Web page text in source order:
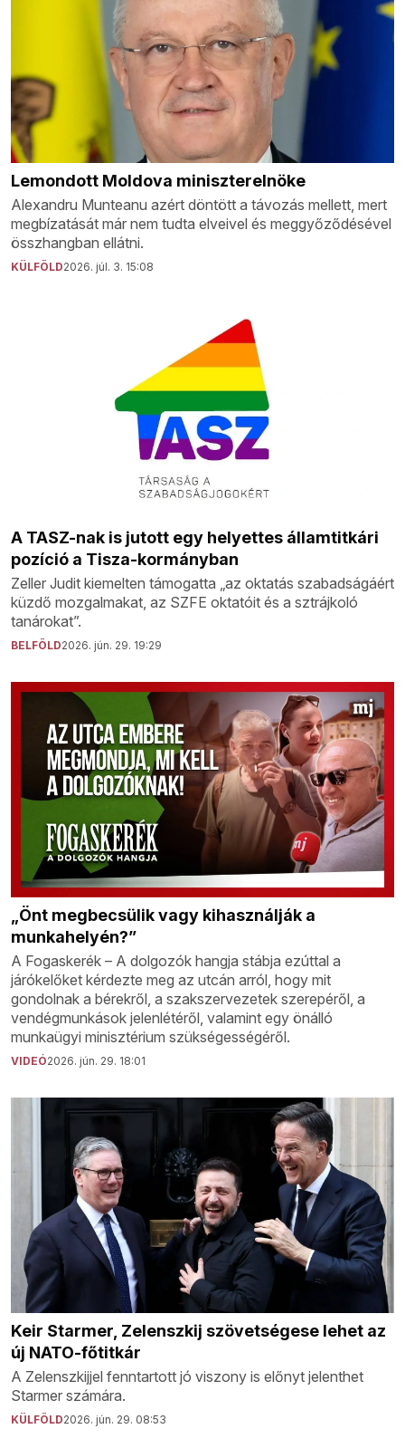
Lemondott Moldova miniszterelnöke
Alexandru Munteanu azért döntött a távozás mellett, mert
megbízatását már nem tudta elveivel és meggyőződésével
összhangban ellátni.
KÜLFÖLD2026. júl. 3. 15:08
A TASZ-nak is jutott egy helyettes államtitkári
pozíció a Tisza-kormányban
Zeller Judit kiemelten támogatta „az oktatás szabadságáért
küzdő mozgalmakat, az SZFE oktatóit és a sztrájkoló
tanárokat”.
BELFÖLD2026. jún. 29. 19:29
„Önt megbecsülik vagy kihasználják a
munkahelyén?”
A Fogaskerék – A dolgozók hangja stábja ezúttal a
járókelőket kérdezte meg az utcán arról, hogy mit
gondolnak a bérekről, a szakszervezetek szerepéről, a
vendégmunkások jelenlétéről, valamint egy önálló
munkaügyi minisztérium szükségességéről.
VIDEÓ2026. jún. 29. 18:01
Keir Starmer, Zelenszkij szövetségese lehet az
új NATO-főtitkár
A Zelenszkijjel fenntartott jó viszony is előnyt jelenthet
Starmer számára.
KÜLFÖLD2026. jún. 29. 08:53